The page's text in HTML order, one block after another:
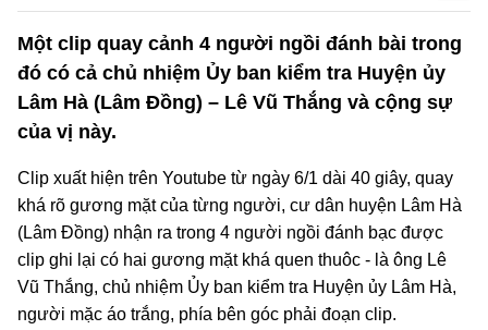
Một clip quay cảnh 4 người ngồi đánh bài trong
đó có cả chủ nhiệm Ủy ban kiểm tra Huyện ủy
Lâm Hà (Lâm Đồng) – Lê Vũ Thắng và cộng sự
của vị này.
Clip xuất hiện trên Youtube từ ngày 6/1 dài 40 giây, quay
khá rõ gương mặt của từng người, cư dân huyện Lâm Hà
(Lâm Đồng) nhận ra trong 4 người ngồi đánh bạc được
clip ghi lại có hai gương mặt khá quen thuôc - là ông Lê
Vũ Thắng, chủ nhiệm Ủy ban kiểm tra Huyện ủy Lâm Hà,
người mặc áo trắng, phía bên góc phải đoạn clip.